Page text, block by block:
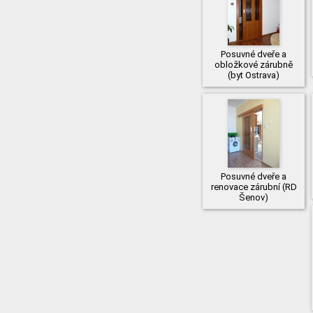
Posuvné dveře a
obložkové zárubně
(byt Ostrava)
Posuvné dveře a
renovace zárubní (RD
Šenov)